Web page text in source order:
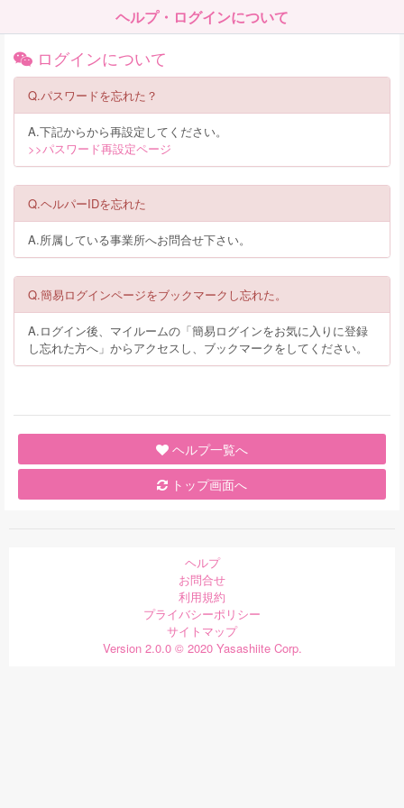
ヘルプ・ログインについて
ログインについて
Q.パスワードを忘れた？
A.下記からから再設定してください。
>>パスワード再設定ページ
Q.ヘルパーIDを忘れた
A.所属している事業所へお問合せ下さい。
Q.簡易ログインページをブックマークし忘れた。
A.ログイン後、マイルームの「簡易ログインをお気に入りに登録
し忘れた方へ」からアクセスし、ブックマークをしてください。
ヘルプ一覧へ
トップ画面へ
ヘルプ
お問合せ
利用規約
プライバシーポリシー
サイトマップ
Version 2.0.0 © 2020 Yasashiite Corp.